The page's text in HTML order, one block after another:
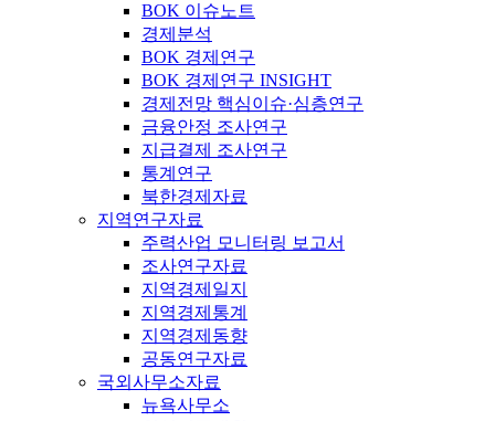
BOK 이슈노트
경제분석
BOK 경제연구
BOK 경제연구 INSIGHT
경제전망 핵심이슈·심층연구
금융안정 조사연구
지급결제 조사연구
통계연구
북한경제자료
지역연구자료
주력산업 모니터링 보고서
조사연구자료
지역경제일지
지역경제통계
지역경제동향
공동연구자료
국외사무소자료
뉴욕사무소